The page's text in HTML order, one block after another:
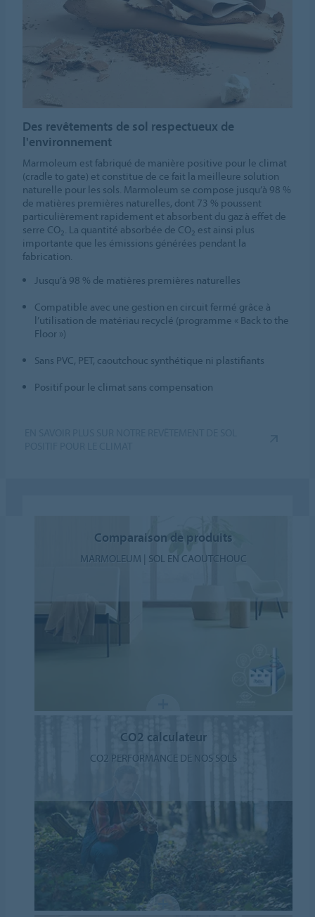
Des revêtements de sol respectueux de
l'environnement
Marmoleum est fabriqué de manière positive pour le climat
(cradle to gate) et constitue de ce fait la meilleure solution
naturelle pour les sols. Marmoleum se compose jusqu’à 98 %
de matières premières naturelles, dont 73 % poussent
particulièrement rapidement et absorbent du gaz à effet de
serre CO2. La quantité absorbée de CO2 est ainsi plus
importante que les émissions générées pendant la
fabrication.
Jusqu’à 98 % de matières premières naturelles
Compatible avec une gestion en circuit fermé grâce à
l’utilisation de matériau recyclé (programme « Back to the
Floor »)
Sans PVC, PET, caoutchouc synthétique ni plastifiants
Positif pour le climat sans compensation
Comparaison de produits
MARMOLEUM | SOL EN CAOUTCHOUC
CO2 calculateur
CO2 PERFORMANCE DE NOS SOLS